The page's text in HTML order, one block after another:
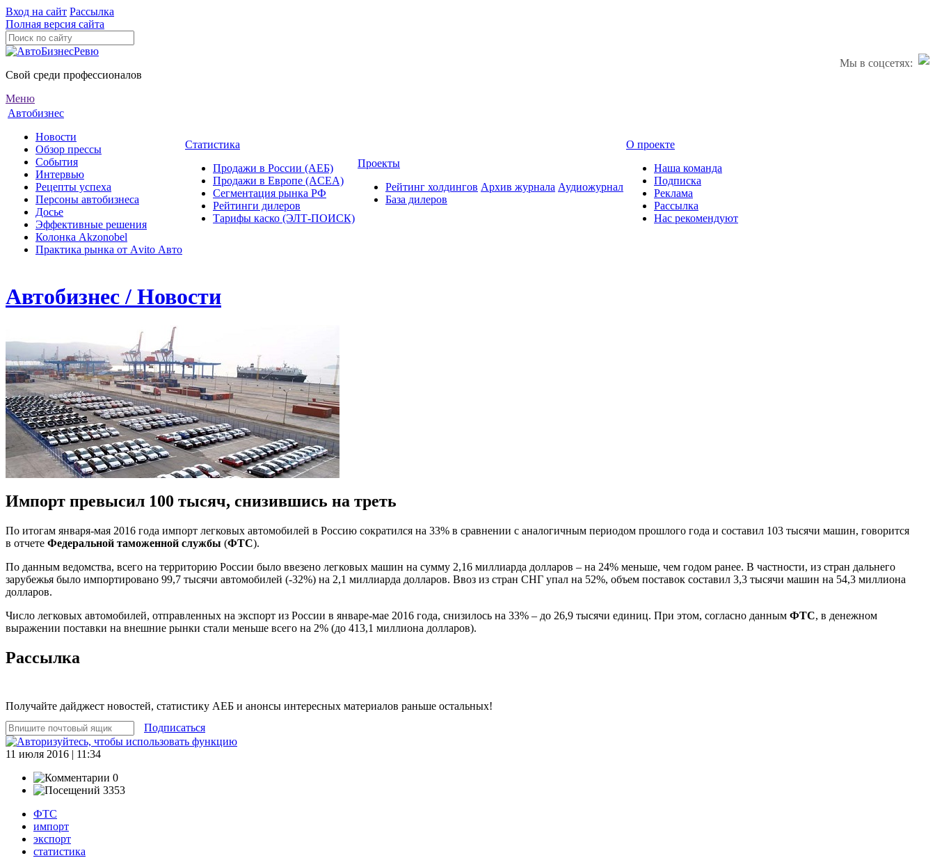
Вход на сайт Рассылка
Полная версия сайта
Мы в соцсетях:
Свой среди профессионалов
Меню
Автобизнес
Новости
Обзор прессы
События
Интервью
Рецепты успеха
Персоны автобизнеса
Досье
Эффективные решения
Колонка Akzonobel
Практика рынка от Аvito Авто
Статистика
Продажи в России (АЕБ)
Продажи в Европе (ACEA)
Сегментация рынка РФ
Рейтинги дилеров
Тарифы каско (ЭЛТ-ПОИСК)
Проекты
Рейтинг холдингов
База дилеров
Архив журнала Аудиожурнал
О проекте
Наша команда
Подписка
Реклама
Рассылка
Нас рекомендуют
Автобизнес / Новости
Импорт превысил 100 тысяч, снизившись на треть
По итогам января-мая 2016 года импорт легковых автомобилей в Россию сократился на 33% в сравнении с аналогичным периодом прошлого года и составил 103 тысячи машин, говорится
в отчете Федеральной таможенной службы (ФТС).
По данным ведомства, всего на территорию России было ввезено легковых машин на сумму 2,16 миллиарда долларов – на 24% меньше, чем годом ранее. В частности, из стран дальнего
зарубежья было импортировано 99,7 тысячи автомобилей (-32%) на 2,1 миллиарда долларов. Ввоз из стран СНГ упал на 52%, объем поставок составил 3,3 тысячи машин на 54,3 миллиона
долларов.
Число легковых автомобилей, отправленных на экспорт из России в январе-мае 2016 года, снизилось на 33% – до 26,9 тысячи единиц. При этом, согласно данным ФТС, в денежном
выражении поставки на внешние рынки стали меньше всего на 2% (до 413,1 миллиона долларов).
Рассылка
Получайте дайджест новостей, статистику АЕБ и анонсы интересных материалов раньше остальных!
Подписаться
11 июля 2016 | 11:34
0
3353
ФТС
импорт
экспорт
статистика